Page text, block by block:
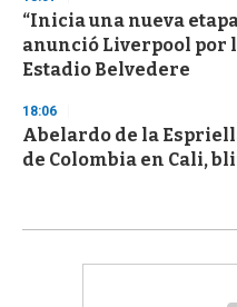
“Inicia una nueva
anunció Liverpool por
Estadio Belvedere
18:06
Abelardo de la
de Colombia en Cali,